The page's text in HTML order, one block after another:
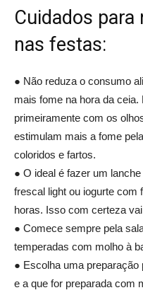
Cuidados para
nas festas:
● Não reduza o consumo
mais fome na hora da
primeiramente com os
estimulam mais a fome
coloridos e fartos.
● O ideal é fazer um
frescal light ou iogurte com
horas. Isso com certeza
● Comece sempre pela
temperadas com molho à
● Escolha uma preparação
e a que for preparada com